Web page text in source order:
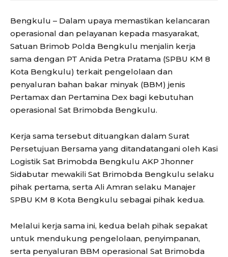
Bengkulu – Dalam upaya memastikan kelancaran
operasional dan pelayanan kepada masyarakat,
Satuan Brimob Polda Bengkulu menjalin kerja
sama dengan PT Anida Petra Pratama (SPBU KM 8
Kota Bengkulu) terkait pengelolaan dan
penyaluran bahan bakar minyak (BBM) jenis
Pertamax dan Pertamina Dex bagi kebutuhan
operasional Sat Brimobda Bengkulu.
Kerja sama tersebut dituangkan dalam Surat
Persetujuan Bersama yang ditandatangani oleh Kasi
Logistik Sat Brimobda Bengkulu AKP Jhonner
Sidabutar mewakili Sat Brimobda Bengkulu selaku
pihak pertama, serta Ali Amran selaku Manajer
SPBU KM 8 Kota Bengkulu sebagai pihak kedua.
Melalui kerja sama ini, kedua belah pihak sepakat
untuk mendukung pengelolaan, penyimpanan,
serta penyaluran BBM operasional Sat Brimobda